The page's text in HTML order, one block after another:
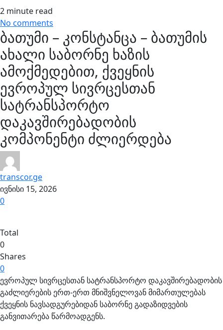
2 minute read
No comments
ბათუმი – კონსტანცა – ბათუმის
ახალი საბორნე ხაზის
ამოქმედებით, ქვეყნის
ევროპულ სივრცესთან
სატრანსპორტო
დაკავშირებადობის
კომპონენტი ძლიერდება
transcor.ge
ივნისი 15, 2026
0
Total
0
Shares
0
ევროპულ სივრცესთან სატრანსპორტო დაკავშირებადობის
გაძლიერების ერთ-ერთ მნიშვნელოვან მიმართულებას
ქვეყნის ნავსადგურებიდან საბორნე გადაზიდვების
განვითარება წარმოადგენს.